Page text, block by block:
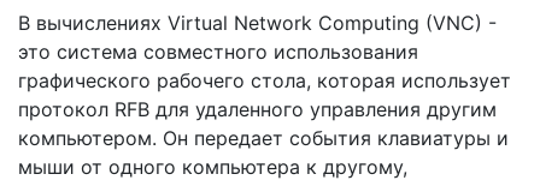
В вычислениях Virtual Network Computing (VNC) -
это система совместного использования
графического рабочего стола, которая использует
протокол RFB для удаленного управления другим
компьютером. Он передает события клавиатуры и
мыши от одного компьютера к другому,